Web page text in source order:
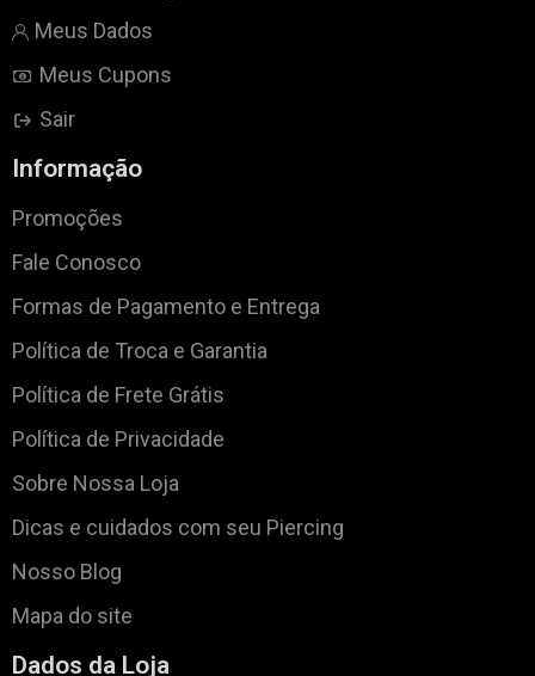
Meus Dados
Meus Cupons
Sair
Informação
Promoções
Fale Conosco
Formas de Pagamento e Entrega
Política de Troca e Garantia
Política de Frete Grátis
Política de Privacidade
Sobre Nossa Loja
Dicas e cuidados com seu Piercing
Nosso Blog
Mapa do site
Dados da Loja